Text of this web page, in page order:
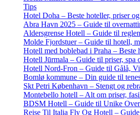
Tips
Hotel Doha – Beste hoteller, priser
Abra Havn 2025 – Guide til
Aldersgrense Hotell – Guide til
Molde Fjordstuer – Guide til hotell,
Hotell med boblebad i Praha – Beste
Hotell Jūrmala – Guide til priser, spa
Hotell Nord-Fron – Guide til Gålå,
Bomlø kommune – Din guide til
Skt Petri København – Stengt og
Montebello hotell – Alt om priser,
BDSM Hotell – Guide til Unike
Reise Til Italia Fly Og Hotell –